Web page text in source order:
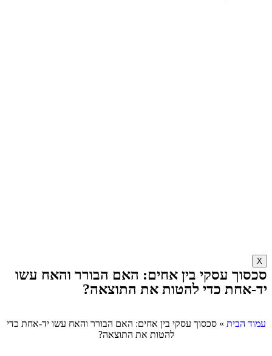
X
סכסוך עסקי בין אחים: האם הבורר והאח עשו
יד-אחת כדי להטות את התוצאה?
עמוד הבית »סכסוך עסקי בין אחים: האם הבורר והאח עשו יד-אחת כדי
להטות את התוצאה?